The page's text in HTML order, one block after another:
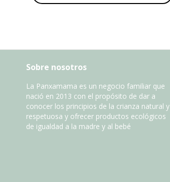
Sobre nosotros
La Panxamama es un negocio familiar que
nació en 2013 con el propósito de dar a
conocer los principios de la crianza natural y
respetuosa y ofrecer productos ecológicos
de igualdad a la madre y al bebé